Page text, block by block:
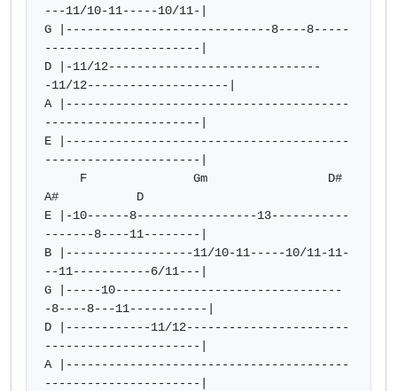
---11/10-11-----10/11-|
G |-----------------------------8----8-----
----------------------|
D |-11/12------------------------------
-11/12--------------------|
A |----------------------------------------
----------------------|
E |----------------------------------------
----------------------|
A#           D
E |-10------8-----------------13-----------
-------8----11--------|
B |------------------11/10-11-----10/11-11-
--11-----------6/11---|
G |-----10--------------------------------
-8----8---11-----------|
D |------------11/12-----------------------
----------------------|
A |----------------------------------------
----------------------|